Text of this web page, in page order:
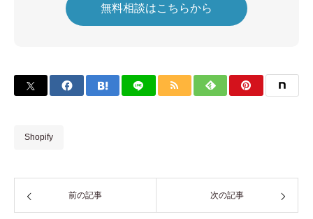
無料相談はこちらから
Shopify
前の記事 次の記事